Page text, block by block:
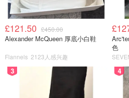
£121.50 £450.00
Alexander McQueen 厚底小白鞋
Flannels 2123人感兴趣
色
3 4